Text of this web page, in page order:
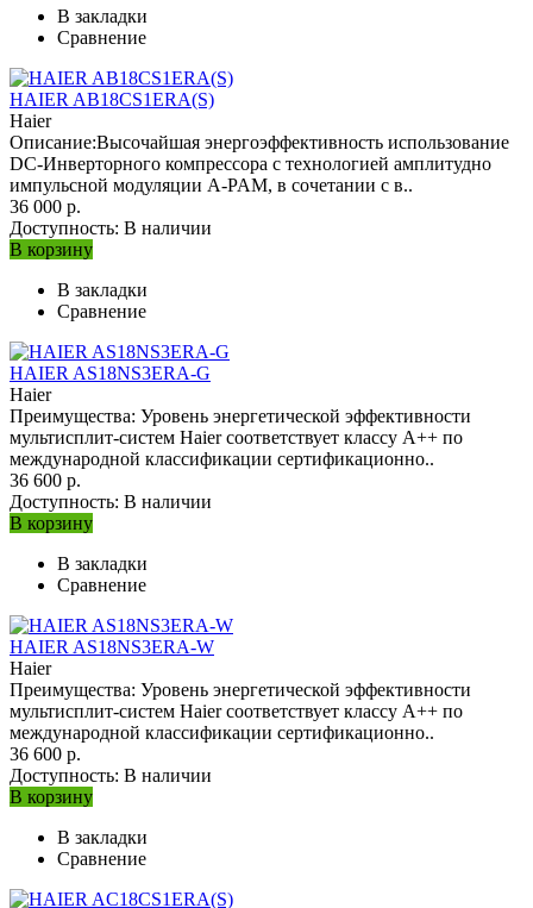
В закладки
Сравнение
HAIER AB18CS1ERA(S)
Haier
Описание:Высочайшая энергоэффективность использование
DC-Инверторного компрессора с технологией амплитудно
импульсной модуляции A-PAM, в сочетании с в..
36 000 р.
Доступность: В наличии
В корзину
В закладки
Сравнение
HAIER AS18NS3ERA-G
Haier
Преимущества: Уровень энергетической эффективности
мультисплит-систем Haier соответствует классу A++ по
международной классификации сертификационно..
36 600 р.
Доступность: В наличии
В корзину
В закладки
Сравнение
HAIER AS18NS3ERA-W
Haier
Преимущества: Уровень энергетической эффективности
мультисплит-систем Haier соответствует классу A++ по
международной классификации сертификационно..
36 600 р.
Доступность: В наличии
В корзину
В закладки
Сравнение